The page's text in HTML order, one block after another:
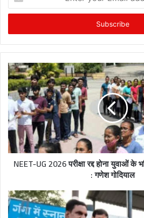
t
r
y
u
r
E
m
a
i
l
a
d
s
s
NEET-UG 2026 परीक्षा रद्द होना युवाओं के
: गणेश गोदियाल